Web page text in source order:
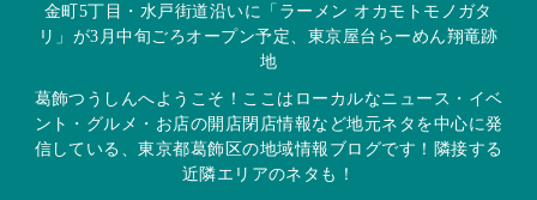
金町5丁目・水戸街道沿いに「ラーメン オカモトモノガタ
リ」が3月中旬ごろオープン予定、東京屋台らーめん翔竜跡
地
葛飾つうしんへようこそ！ここはローカルなニュース・イベ
ント・グルメ・お店の開店閉店情報など地元ネタを中心に発
信している、東京都葛飾区の地域情報ブログです！隣接する
近隣エリアのネタも！